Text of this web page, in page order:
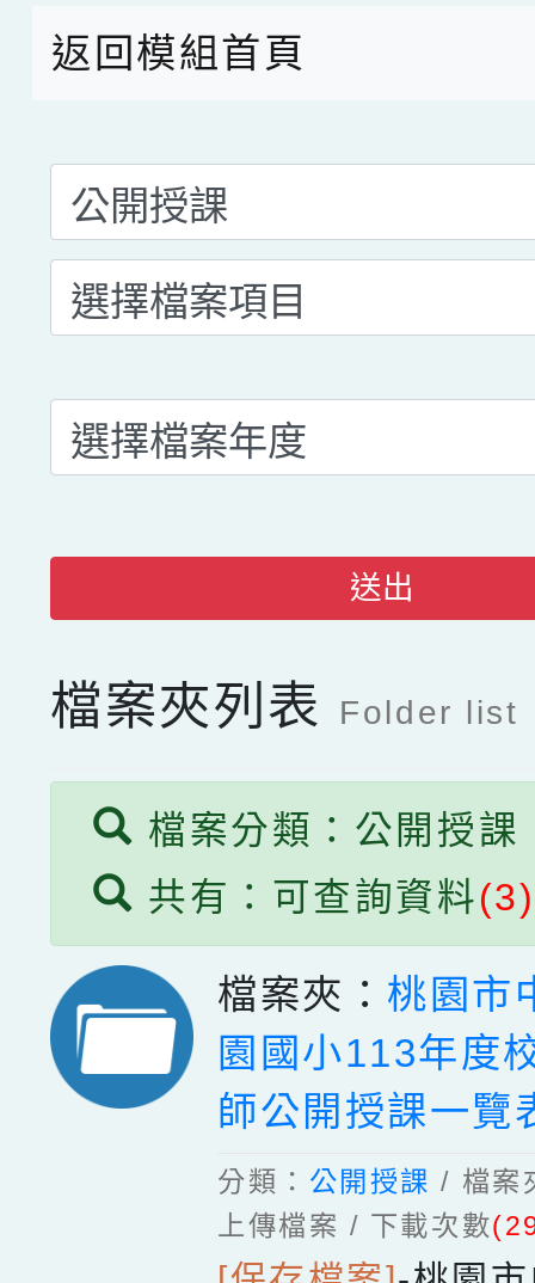
返回模組首頁
送出
檔案夾列表 Folder list
檔案分類：公開授課
共有：可查詢資料(3)
檔案夾： 桃園市
園國小113年度
師公開授課一覽
分類： 公開授課 / 檔案
上傳檔案 / 下載次數